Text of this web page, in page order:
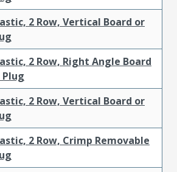
2 Row, Vertical Board or
2 Row, Right Angle Board
2 Row, Vertical Board or
2 Row, Crimp Removable